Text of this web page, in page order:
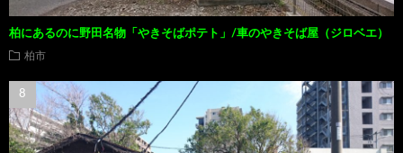
柏にあるのに野田名物「やきそばポテト」/車のやきそば屋（ジロベエ）
柏市